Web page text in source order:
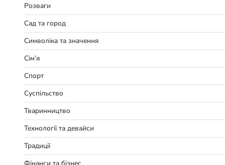
Розваги
Сад та город
Символіка та значення
Сім’я
Спорт
Суспільство
Тваринництво
Технології та девайси
Традиції
Фінанси та бізнес